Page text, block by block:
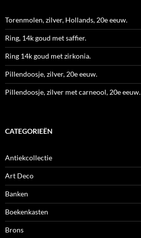
Torenmolen, zilver, Hollands, 20e eeuw.
Ring, 14k goud met saffier.
Ring 14k goud met zirkonia.
Pillendoosje, zilver, 20e eeuw.
Pillendoosje, zilver met carneool, 20e eeuw.
CATEGORIEËN
Antiekcollectie
Art Deco
Banken
Boekenkasten
Brons